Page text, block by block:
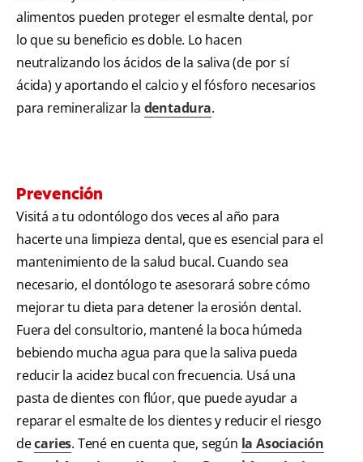
alimentos pueden proteger el esmalte dental, por
lo que su beneficio es doble. Lo hacen
neutralizando los ácidos de la saliva (de por sí
ácida) y aportando el calcio y el fósforo necesarios
para remineralizar la dentadura.
Prevención
Visitá a tu odontólogo dos veces al año para
hacerte una limpieza dental, que es esencial para el
mantenimiento de la salud bucal. Cuando sea
necesario, el dontólogo te asesorará sobre cómo
mejorar tu dieta para detener la erosión dental.
Fuera del consultorio, mantené la boca húmeda
bebiendo mucha agua para que la saliva pueda
reducir la acidez bucal con frecuencia. Usá una
pasta de dientes con flúor, que puede ayudar a
reparar el esmalte de los dientes y reducir el riesgo
decaries. Tené en cuenta que, según la Asociación